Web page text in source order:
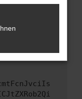
versucht
bei der